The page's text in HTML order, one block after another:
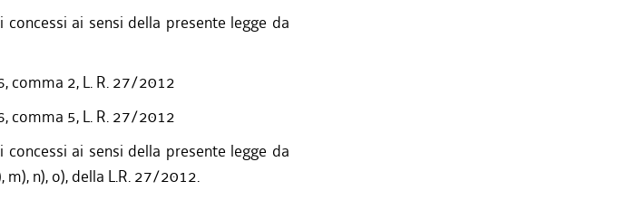
ai sensi della presente legge da
comma 2, L. R. 27/2012
comma 5, L. R. 27/2012
ai sensi della presente legge da
m), n), o), della L.R. 27/2012.